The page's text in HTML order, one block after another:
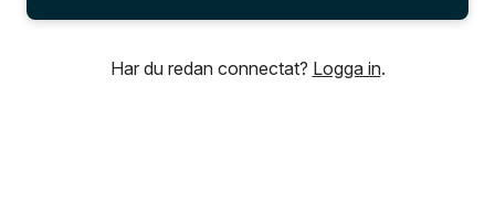
Inköp
Har du redan connectat? Logga in.